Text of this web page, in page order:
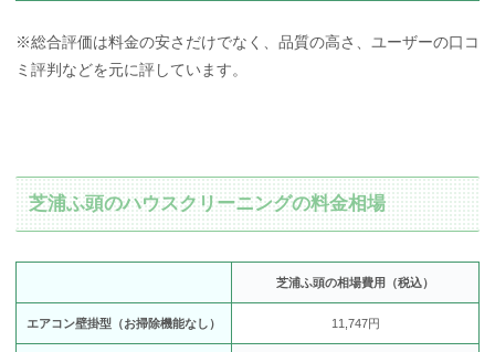
※総合評価は料金の安さだけでなく、品質の高さ、ユーザーの口コ
ミ評判などを元に評しています。
芝浦ふ頭のハウスクリーニングの料金相場
芝浦ふ頭の相場費用（税込）
エアコン壁掛型（お掃除機能なし） 11,747円